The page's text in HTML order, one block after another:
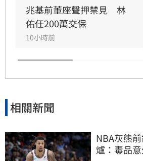
兆基前董座聲押禁見　林
佑任200萬交保
10小時前
相關新聞
NBA灰熊
爐：毒品